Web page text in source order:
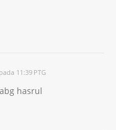
11:39 PTG
hasrul